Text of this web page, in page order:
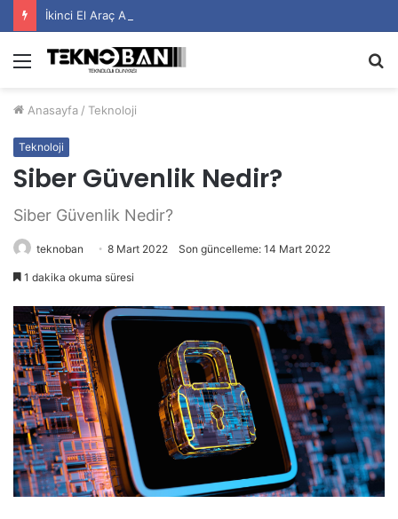
İkinci El Araç Alırken Dikkat Edilmesi Gerekenler
Menü
Anasayfa / Teknoloji
Teknoloji
Siber Güvenlik Nedir?
Siber Güvenlik Nedir?
teknoban 8 Mart 2022 Son güncelleme: 14 Mart 2022
1 dakika okuma süresi